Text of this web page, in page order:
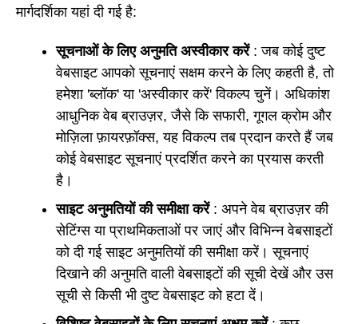
मार्गदर्शिका यहां दी गई है:
सूचनाओं के लिए अनुमति अस्वीकार करें: जब कोई दुष्ट
वेबसाइट आपको सूचनाएं सक्षम करने के लिए कहती है, तो
हमेशा 'ब्लॉक' या 'अस्वीकार करें' विकल्प चुनें। अधिकांश
आधुनिक वेब ब्राउज़र, जैसे कि सफारी, गूगल क्रोम और
मोज़िला फ़ायरफ़ॉक्स, यह विकल्प तब प्रदान करते हैं जब
कोई वेबसाइट सूचनाएं प्रदर्शित करने का प्रयास करती
है।
साइट अनुमतियों की समीक्षा करें: अपने वेब ब्राउज़र की
सेटिंग्स या प्राथमिकताओं पर जाएं और विभिन्न वेबसाइटों
को दी गई साइट अनुमतियों की समीक्षा करें। सूचनाएं
दिखाने की अनुमति वाली वेबसाइटों की सूची देखें और उस
सूची से किसी भी दुष्ट वेबसाइट को हटा दें।